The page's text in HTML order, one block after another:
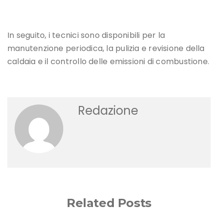
In seguito, i tecnici sono disponibili per la
manutenzione periodica, la pulizia e revisione della
caldaia e il controllo delle emissioni di combustione.
Redazione
Related Posts